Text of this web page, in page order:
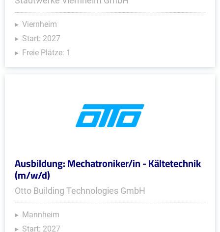
Viernheim
Start: 2027
Freie Plätze: 1
Ausbildung: Mechatroniker/in - Kältetechnik
(m/w/d)
Otto Building Technologies GmbH
Mannheim
Start: 2027